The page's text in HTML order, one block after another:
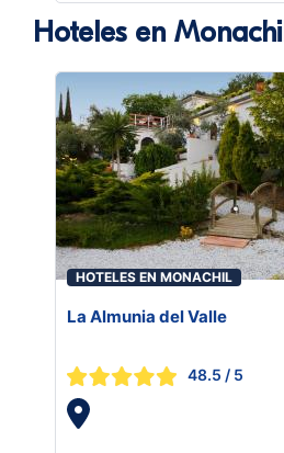
Hoteles en Monachil
HOTELES EN MONACHIL
La Almunia del Valle
48.5 / 5